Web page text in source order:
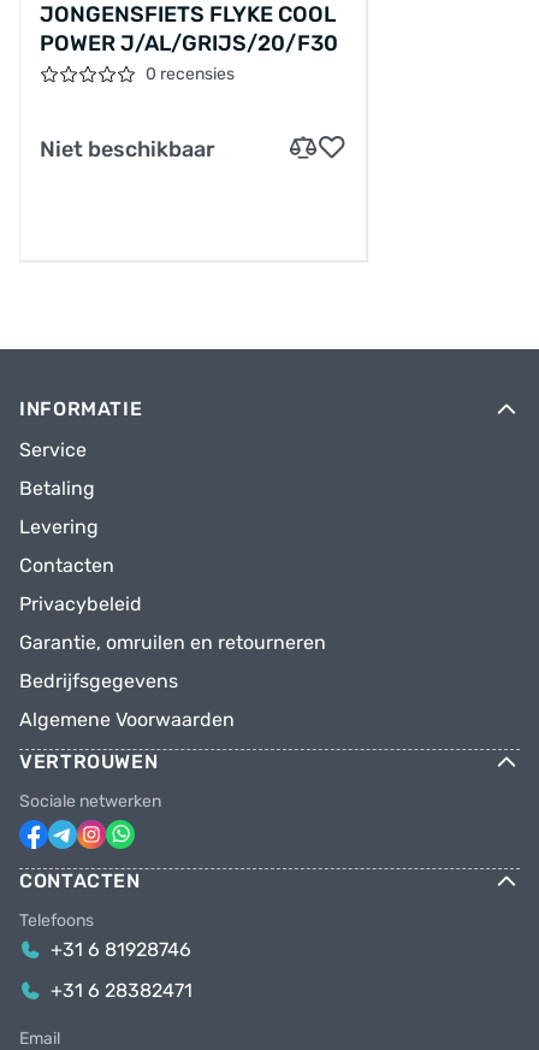
JONGENSFIETS FLYKE COOL
POWER J/AL/GRIJS/20/F30
0 recensies
Niet beschikbaar
INFORMATIE
Service
Betaling
Levering
Contacten
Privacybeleid
Garantie, omruilen en retourneren
Bedrijfsgegevens
Algemene Voorwaarden
VERTROUWEN
Sociale netwerken
CONTACTEN
Telefoons
+31 6 81928746
+31 6 28382471
Email